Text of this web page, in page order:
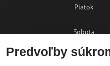
Piatok
Sobota
Predvoľby